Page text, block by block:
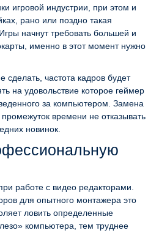
игровой индустрии, при этом и
рано или поздно такая
начнут требовать большей и
именно в этот момент нужно
сделать, частота кадров будет
на удовольствие которое геймер
за компьютером. Замена
времени не отказывать
новинок.
работе с видео редакторами.
для опытного монтажера это
ловить определенные
компьютера, тем труднее